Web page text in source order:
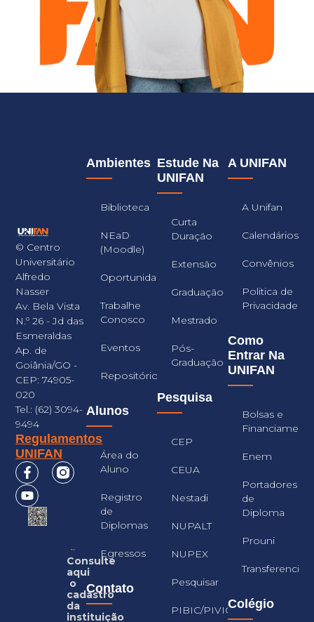
© Centro
Universitário
Alfredo
Nasser
Av. Bela Vista
N.º 26 - Jd das
Esmeraldas
Ap. de
Goiânia/GO -
CEP: 74905-
020
Tel.: (62) 3094-
9494
Regulamentos
UNIFAN
Consulte
aqui
o
cadastro
da
instituição
A UNIFAN
A Unifan
Calendários
Convênios
Politica de
Privacidade
Como
Entrar Na
UNIFAN
Bolsas e
Enem
Portadores
de
Diploma
Prouni
Transferencia
Colégio
Estude Na
UNIFAN
Curta
Duração
Extensão
Graduação
Mestrado
Pós-
Graduação
Pesquisa
CEP
CEUA
Nestadi
NUPALT
NUPEX
Pesquisar
PIBIC/PIVIC
Ambientes
Biblioteca
NEaD
(Moodle)
Oportunidades
Trabalhe
Conosco
Eventos
Repositório
Alunos
Área do
Aluno
Registro
de
Diplomas
Egressos
Contato